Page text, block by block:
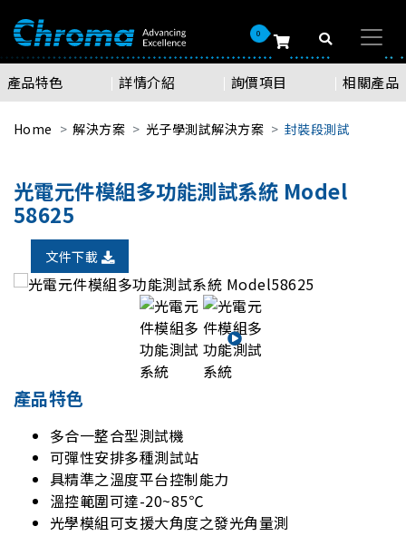
0
產品特色 詳情介紹 詢價項目 相關產品
Home 解決方案 光子學測試解決方案 封裝段測試
光電元件模組多功能測試系統 Model
58625
文件下載
產品特色
多合一整合型測試機
可彈性安排多種測試站
具精準之溫度平台控制能力
溫控範圍可達-20~85℃
光學模組可支援大角度之發光角量測